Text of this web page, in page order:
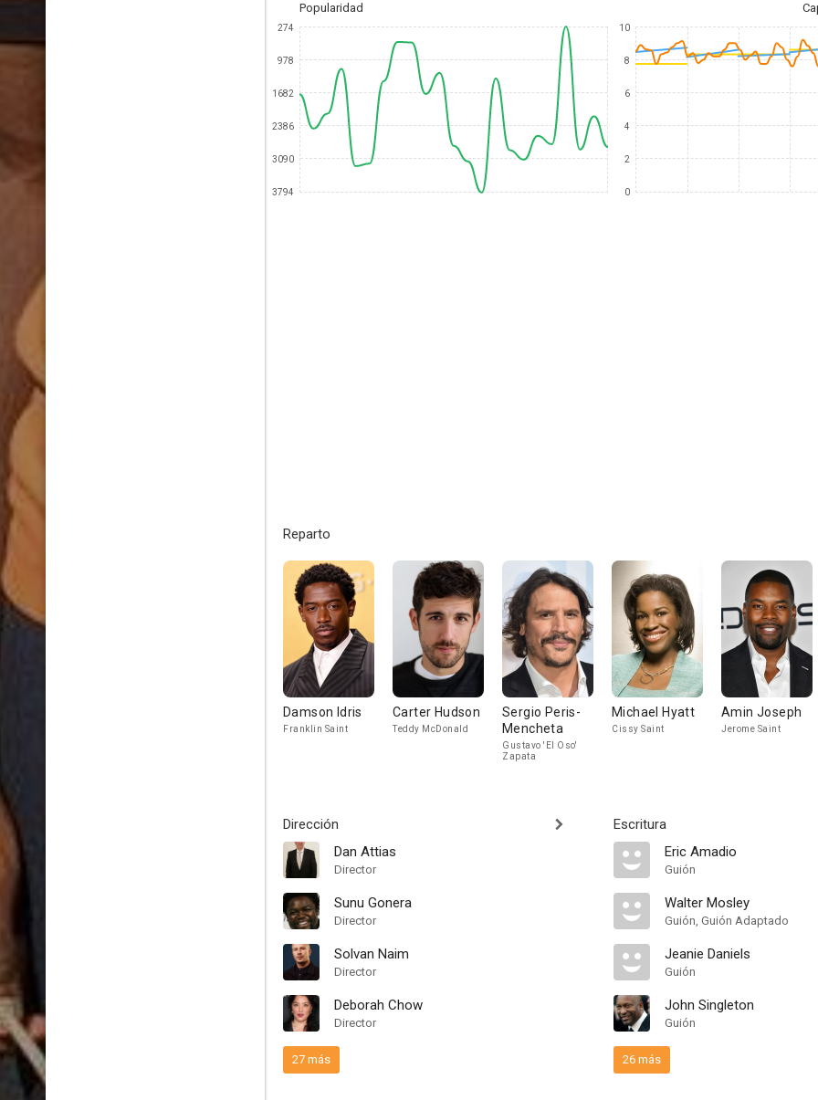
Popularidad
274
978
1682
2386
3090
3794
10
8
6
4
2
0
Reparto
Damson Idris
Franklin Saint
Carter Hudson
Teddy McDonald
Sergio Peris-
Mencheta
Gustavo 'El Oso'
Zapata
Michael Hyatt
Cissy Saint
Amin Joseph
Jerome Saint
Dirección
Dan Attias
Director
Sunu Gonera
Director
Solvan Naim
Director
Deborah Chow
Director
27 más
Escritura
Eric Amadio
Guión
Walter Mosley
Guión, Guión Adaptado
Jeanie Daniels
Guión
John Singleton
Guión
26 más